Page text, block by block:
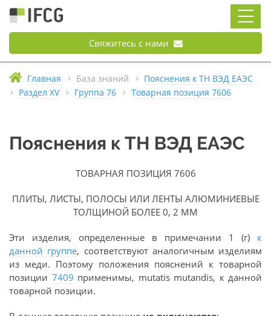
Свяжитесь с нами
Главная База знаний
Пояснения к ТН ВЭД ЕАЭС
Раздел XV
Группа 76 Товарная позиция 7606
Пояснения к ТН ВЭД ЕАЭС
ТОВАРНАЯ ПОЗИЦИЯ 7606
ПЛИТЫ, ЛИСТЫ, ПОЛОСЫ ИЛИ ЛЕНТЫ АЛЮМИНИЕВЫЕ
ТОЛЩИНОЙ БОЛЕЕ 0, 2 ММ
Эти изделия, определенные в примечании 1 (г) к
данной группе, соответствуют аналогичным изделиям
из меди. Поэтому положения пояснений к товарной
позиции 7409 применимы, mutatis mutandis, к данной
товарной позиции.